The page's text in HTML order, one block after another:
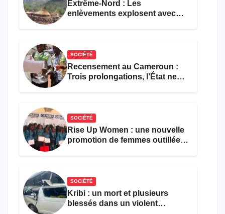
Extrême-Nord : Les
enlèvements explosent avec
SOCIÉTÉ
Recensement au Cameroun :
Trois prolongations, l’État ne
SOCIÉTÉ
Rise Up Women : une nouvelle
promotion de femmes outillées
SOCIÉTÉ
Kribi : un mort et plusieurs
blessés dans un violent